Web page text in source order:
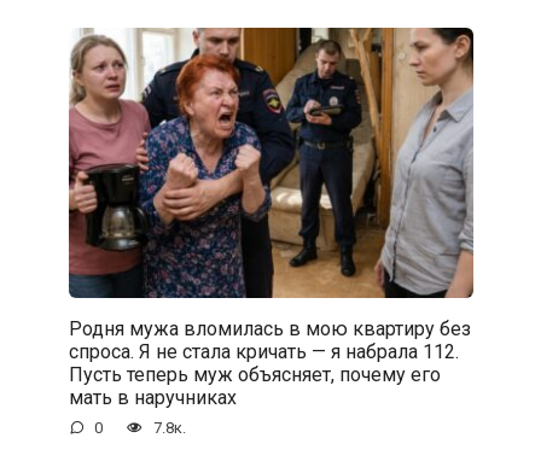
Родня мужа вломилась в мою квартиру без
спроса. Я не стала кричать — я набрала 112.
Пусть теперь муж объясняет, почему его
мать в наручниках
0 7.8к.